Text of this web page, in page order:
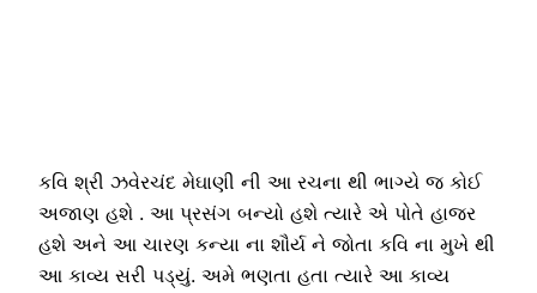
કવિ શ્રી ઝવેરચંદ મેઘાણી ની આ રચના થી ભાગ્યે જ કોઈ
અજાણ હશે . આ પ્રસંગ બન્યો હશે ત્યારે એ પોતે હાજર
હશે અને આ ચારણ કન્યા ના શૌર્ય ને જોતા કવિ ના મુખે થી
આ કાવ્ય સરી પડ્યું. અમે ભણતા હતા ત્યારે આ કાવ્ય